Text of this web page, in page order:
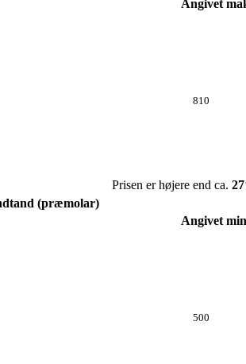
Angivet
810
Prisen er højere end ca. 27
(præmolar)
Angivet
500